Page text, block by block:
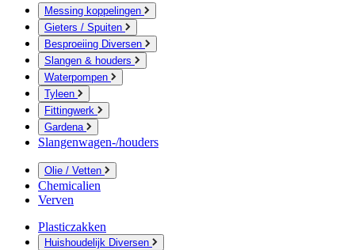
Messing koppelingen
Gieters / Spuiten
Besproeiing Diversen
Slangen & houders
Waterpompen
Tyleen
Fittingwerk
Gardena
Slangenwagen-/houders
Olie / Vetten
Chemicalien
Verven
Plasticzakken
Huishoudelijk Diversen